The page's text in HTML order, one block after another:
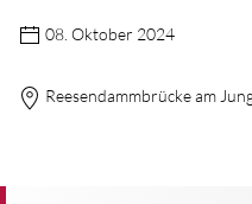
08. Oktober 2024
Reesendammbrücke am